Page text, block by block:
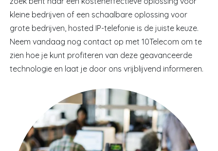
kleine bedrijven of een schaalbare oplossing voor
grote bedrijven, hosted IP-telefonie is de juiste keuze.
Neem vandaag nog contact op met 10Telecom om te
zien hoe je kunt profiteren van deze geavanceerde
technologie en laat je door ons vrijblijvend informeren.